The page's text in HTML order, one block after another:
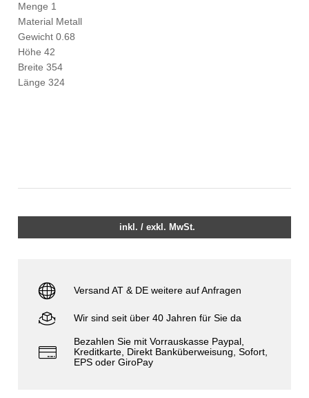
Menge 1
Material Metall
Gewicht 0.68
Höhe 42
Breite 354
Länge 324
inkl. / exkl. MwSt.
Versand AT & DE weitere auf Anfragen
Wir sind seit über 40 Jahren für Sie da
Bezahlen Sie mit Vorrauskasse Paypal,
Kreditkarte, Direkt Banküberweisung, Sofort,
EPS oder GiroPay